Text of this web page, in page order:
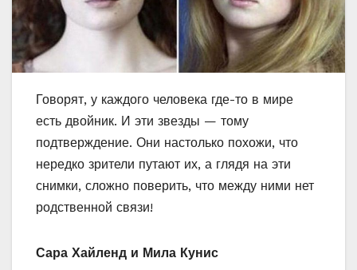
Говорят, у каждого человека где-то в мире
есть двойник. И эти звезды — тому
подтверждение. Они настолько похожи, что
нередко зрители путают их, а глядя на эти
снимки, сложно поверить, что между ними нет
родственной связи!
Сара Хайленд и Мила Кунис